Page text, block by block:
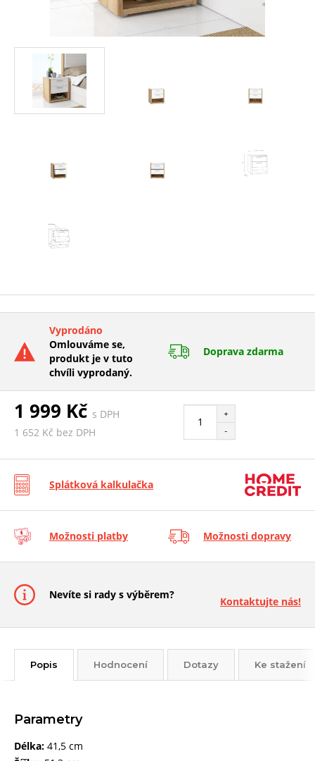
Vyprodáno
Omlouváme se,
produkt je v tuto
chvíli vyprodaný.
Doprava zdarma
1 999 Kč s DPH
1 652 Kč bez DPH
+
-
Splátková kalkulačka
Možnosti platby Možnosti dopravy
Nevíte si rady s výběrem?
Kontaktujte nás!
Popis Hodnocení Dotazy Ke stažení
Parametry
Délka: 41,5 cm